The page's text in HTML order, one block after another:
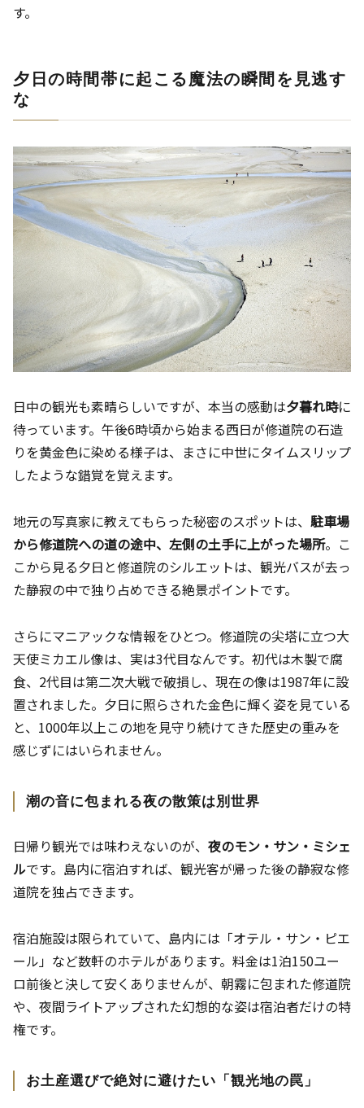
す。
夕日の時間帯に起こる魔法の瞬間を見逃す
な
日中の観光も素晴らしいですが、本当の感動は夕暮れ時に
待っています。午後6時頃から始まる西日が修道院の石造
りを黄金色に染める様子は、まさに中世にタイムスリップ
したような錯覚を覚えます。
地元の写真家に教えてもらった秘密のスポットは、 駐車場
から修道院への道の途中、左側の土手に上がった場所。こ
こから見る夕日と修道院のシルエットは、観光バスが去っ
た静寂の中で独り占めできる絶景ポイントです。
さらにマニアックな情報をひとつ。修道院の尖塔に立つ大
天使ミカエル像は、実は3代目なんです。初代は木製で腐
食、2代目は第二次大戦で破損し、現在の像は1987年に設
置されました。夕日に照らされた金色に輝く姿を見ている
と、1000年以上この地を見守り続けてきた歴史の重みを
感じずにはいられません。
潮の音に包まれる夜の散策は別世界
日帰り観光では味わえないのが、 夜のモン・サン・ミシェ
ルです。島内に宿泊すれば、観光客が帰った後の静寂な修
道院を独占できます。
宿泊施設は限られていて、島内には「オテル・サン・ピエ
ール」など数軒のホテルがあります。料金は1泊150ユー
ロ前後と決して安くありませんが、朝霧に包まれた修道院
や、夜間ライトアップされた幻想的な姿は宿泊者だけの特
権です。
お土産選びで絶対に避けたい「観光地の罠」